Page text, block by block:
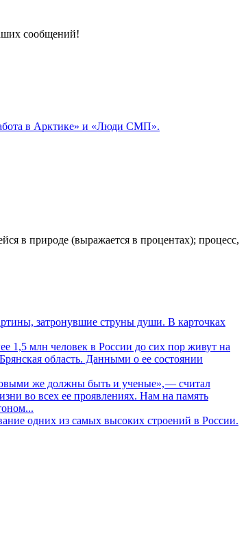
сообщений!
в Арктике» и «Люди СМП».
в природе (выражается в процентах); процесс,
затронувшие струны души. В карточках
1,5 млн человек в России до сих пор живут на
область. Данными о ее состоянии
же должны быть и ученые», — считал
во всех ее проявлениях. Нам на память
одних из самых высоких строений в России.